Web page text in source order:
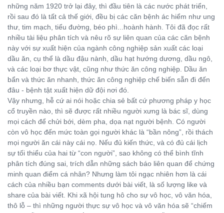
những năm 1920 trở lại đây, thì đầu tiên là các nước phát triển,
rồi sau đó là tất cả thế giới, đều bị các căn bệnh ác hiểm như ung
thư, tim mạch, tiểu đường, béo phì...hoành hành. Tôi đã đọc rất
nhiều tài liệu phân tích và nêu rõ sự liên quan của các căn bệnh
này với sự xuất hiện của ngành công nghiệp sản xuất các loại
dầu ăn, cụ thể là dầu đậu nành, dầu hạt hướng dương, dầu ngô,
và các loại bơ thực vật, cũng như thức ăn công nghiệp. Dầu ăn
bẩn và thức ăn nhanh, thức ăn công nghiệp chế biến sẵn đi đến
đâu - bệnh tật xuất hiện dữ đội nơi đó.
Vậy nhưng, hễ cứ ai nói hoặc chia sẻ bất cứ phương pháp y học
cổ truyền nào, thì sẽ được rất nhiều người xưng là bác sĩ, dùng
mọi cách để chửi bới, dèm pha, dọa nạt người bệnh. Có người
còn vô học đến mức toàn gọi người khác là “bần nông”, rồi thách
mọi người ăn cái này cái nọ. Nếu đủ kiến thức, và có đủ cái lịch
sự tối thiểu của hai từ “con người”, sao không có thể bình tĩnh
phân tích đúng sai, trích dẫn những sách báo liên quan để chứng
minh quan điểm cá nhân? Nhưng làm tôi ngạc nhiên hơn là cái
cách của nhiều bạn comments dưới bài viết, là số lượng like và
share của bài viết. Khi xã hội tung hô cho sự vô học, vô văn hóa,
thô lỗ – thì những người thực sự vô học và vô văn hóa sẽ “chiếm